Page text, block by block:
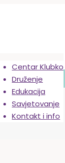
Centar Klubko
Druženje
Edukacija
Savjetovanje
Kontakt i info